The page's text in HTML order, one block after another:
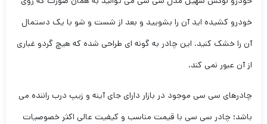
خودرو کشیده اید آن را بشویید و بعد از شست و شو با یک دستمال
آن را خشک کنید. این چادر به گونه ای طراحی شده که هیچ گردو غباری
از آن عبور نمی کند.
چادرهای سی سی موجود در بازار دارای جای آینه و زیپ درب راننده می
باشد؛ چادر سی سی با قیمت مناسب و کیفیت عالی اکثر خصوصیات